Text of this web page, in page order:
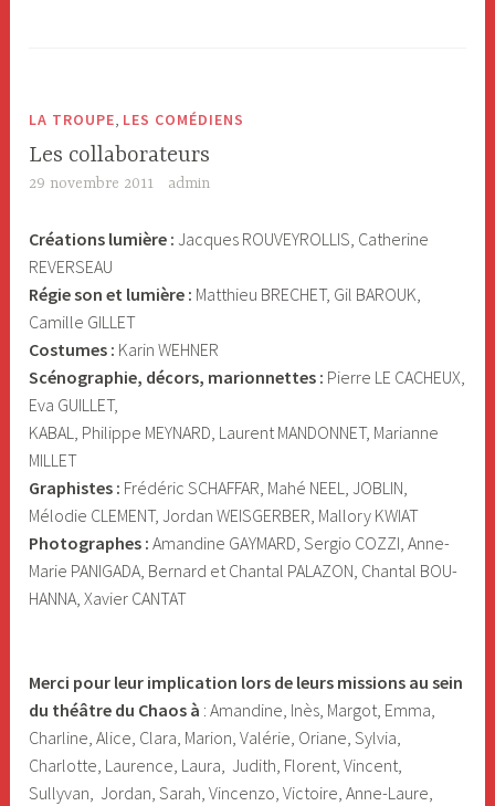
LA TROUPE, LES COMÉDIENS
Les collaborateurs
29 novembre 2011 admin
Créations lumière : Jacques ROUVEYROLLIS, Catherine
REVERSEAU
Régie son et lumière : Matthieu BRECHET, Gil BAROUK,
Camille GILLET
Costumes : Karin WEHNER
Scénographie, décors, marionnettes : Pierre LE CACHEUX,
Eva GUILLET,
KABAL, Philippe MEYNARD, Laurent MANDONNET, Marianne
MILLET
Graphistes : Frédéric SCHAFFAR, Mahé NEEL, JOBLIN,
Mélodie CLEMENT, Jordan WEISGERBER, Mallory KWIAT
Photographes : Amandine GAYMARD, Sergio COZZI, Anne-
Marie PANIGADA, Bernard et Chantal PALAZON, Chantal BOU-
HANNA, Xavier CANTAT
Merci pour leur implication lors de leurs missions au sein
du théâtre du Chaos à : Amandine, Inès, Margot, Emma,
Charline, Alice, Clara, Marion, Valérie, Oriane, Sylvia,
Charlotte, Laurence, Laura, Judith, Florent, Vincent,
Sullyvan, Jordan, Sarah, Vincenzo, Victoire, Anne-Laure,